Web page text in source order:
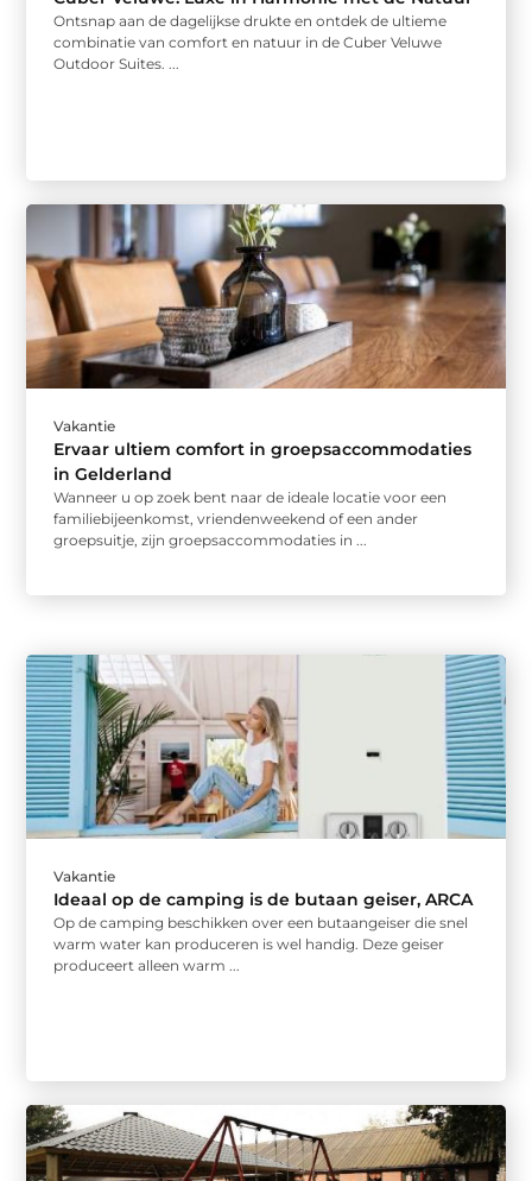
Ontsnap aan de dagelijkse drukte en ontdek de ultieme
combinatie van comfort en natuur in de Cuber Veluwe
Outdoor Suites. ...
Vakantie
Ervaar ultiem comfort in groepsaccommodaties
in Gelderland
Wanneer u op zoek bent naar de ideale locatie voor een
familiebijeenkomst, vriendenweekend of een ander
groepsuitje, zijn groepsaccommodaties in ...
Vakantie
Ideaal op de camping is de butaan geiser, ARCA
Op de camping beschikken over een butaangeiser die snel
warm water kan produceren is wel handig. Deze geiser
produceert alleen warm ...